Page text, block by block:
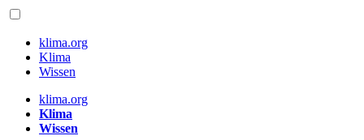
klima.org
Klima
Wissen
klima.org
Klima
Wissen